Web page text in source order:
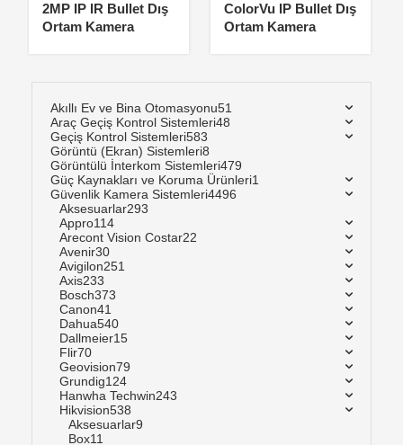
2MP IP IR Bullet Dış
Ortam Kamera
ColorVu IP Bullet Dış
Ortam Kamera
Akıllı Ev ve Bina Otomasyonu51
Araç Geçiş Kontrol Sistemleri48
Geçiş Kontrol Sistemleri583
Görüntü (Ekran) Sistemleri8
Görüntülü İnterkom Sistemleri479
Güç Kaynakları ve Koruma Ürünleri1
Güvenlik Kamera Sistemleri4496
Aksesuarlar293
Appro114
Arecont Vision Costar22
Avenir30
Avigilon251
Axis233
Bosch373
Canon41
Dahua540
Dallmeier15
Flir70
Geovision79
Grundig124
Hanwha Techwin243
Hikvision538
Aksesuarlar9
Box11